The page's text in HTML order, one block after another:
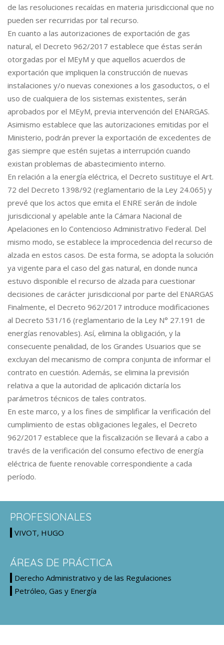
de las resoluciones recaídas en materia jurisdiccional que no
pueden ser recurridas por tal recurso.
En cuanto a las autorizaciones de exportación de gas
natural, el Decreto 962/2017 establece que éstas serán
otorgadas por el MEyM y que aquellos acuerdos de
exportación que impliquen la construcción de nuevas
instalaciones y/o nuevas conexiones a los gasoductos, o el
uso de cualquiera de los sistemas existentes, serán
aprobados por el MEyM, previa intervención del ENARGAS.
Asimismo establece que las autorizaciones emitidas por el
Ministerio, podrán prever la exportación de excedentes de
gas siempre que estén sujetas a interrupción cuando
existan problemas de abastecimiento interno.
En relación a la energía eléctrica, el Decreto sustituye el Art.
72 del Decreto 1398/92 (reglamentario de la Ley 24.065) y
prevé que los actos que emita el ENRE serán de índole
jurisdiccional y apelable ante la Cámara Nacional de
Apelaciones en lo Contencioso Administrativo Federal. Del
mismo modo, se establece la improcedencia del recurso de
alzada en estos casos. De esta forma, se adopta la solución
ya vigente para el caso del gas natural, en donde nunca
estuvo disponible el recurso de alzada para cuestionar
decisiones de carácter jurisdiccional por parte del ENARGAS
Finalmente, el Decreto 962/2017 introduce modificaciones
al Decreto 531/16 (reglamentario de la Ley N° 27.191 de
energías renovables). Así, elimina la obligación, y la
consecuente penalidad, de los Grandes Usuarios que se
excluyan del mecanismo de compra conjunta de informar el
contrato en cuestión. Además, se elimina la previsión
relativa a que la autoridad de aplicación dictaría los
parámetros técnicos de tales contratos.
En este marco, y a los fines de simplificar la verificación del
cumplimiento de estas obligaciones legales, el Decreto
962/2017 establece que la fiscalización se llevará a cabo a
través de la verificación del consumo efectivo de energía
eléctrica de fuente renovable correspondiente a cada
período.
PROFESIONALES
VIVOT, HUGO
ÁREAS DE PRÁCTICA
Derecho Administrativo y de las Regulaciones
Petróleo, Gas y Energía